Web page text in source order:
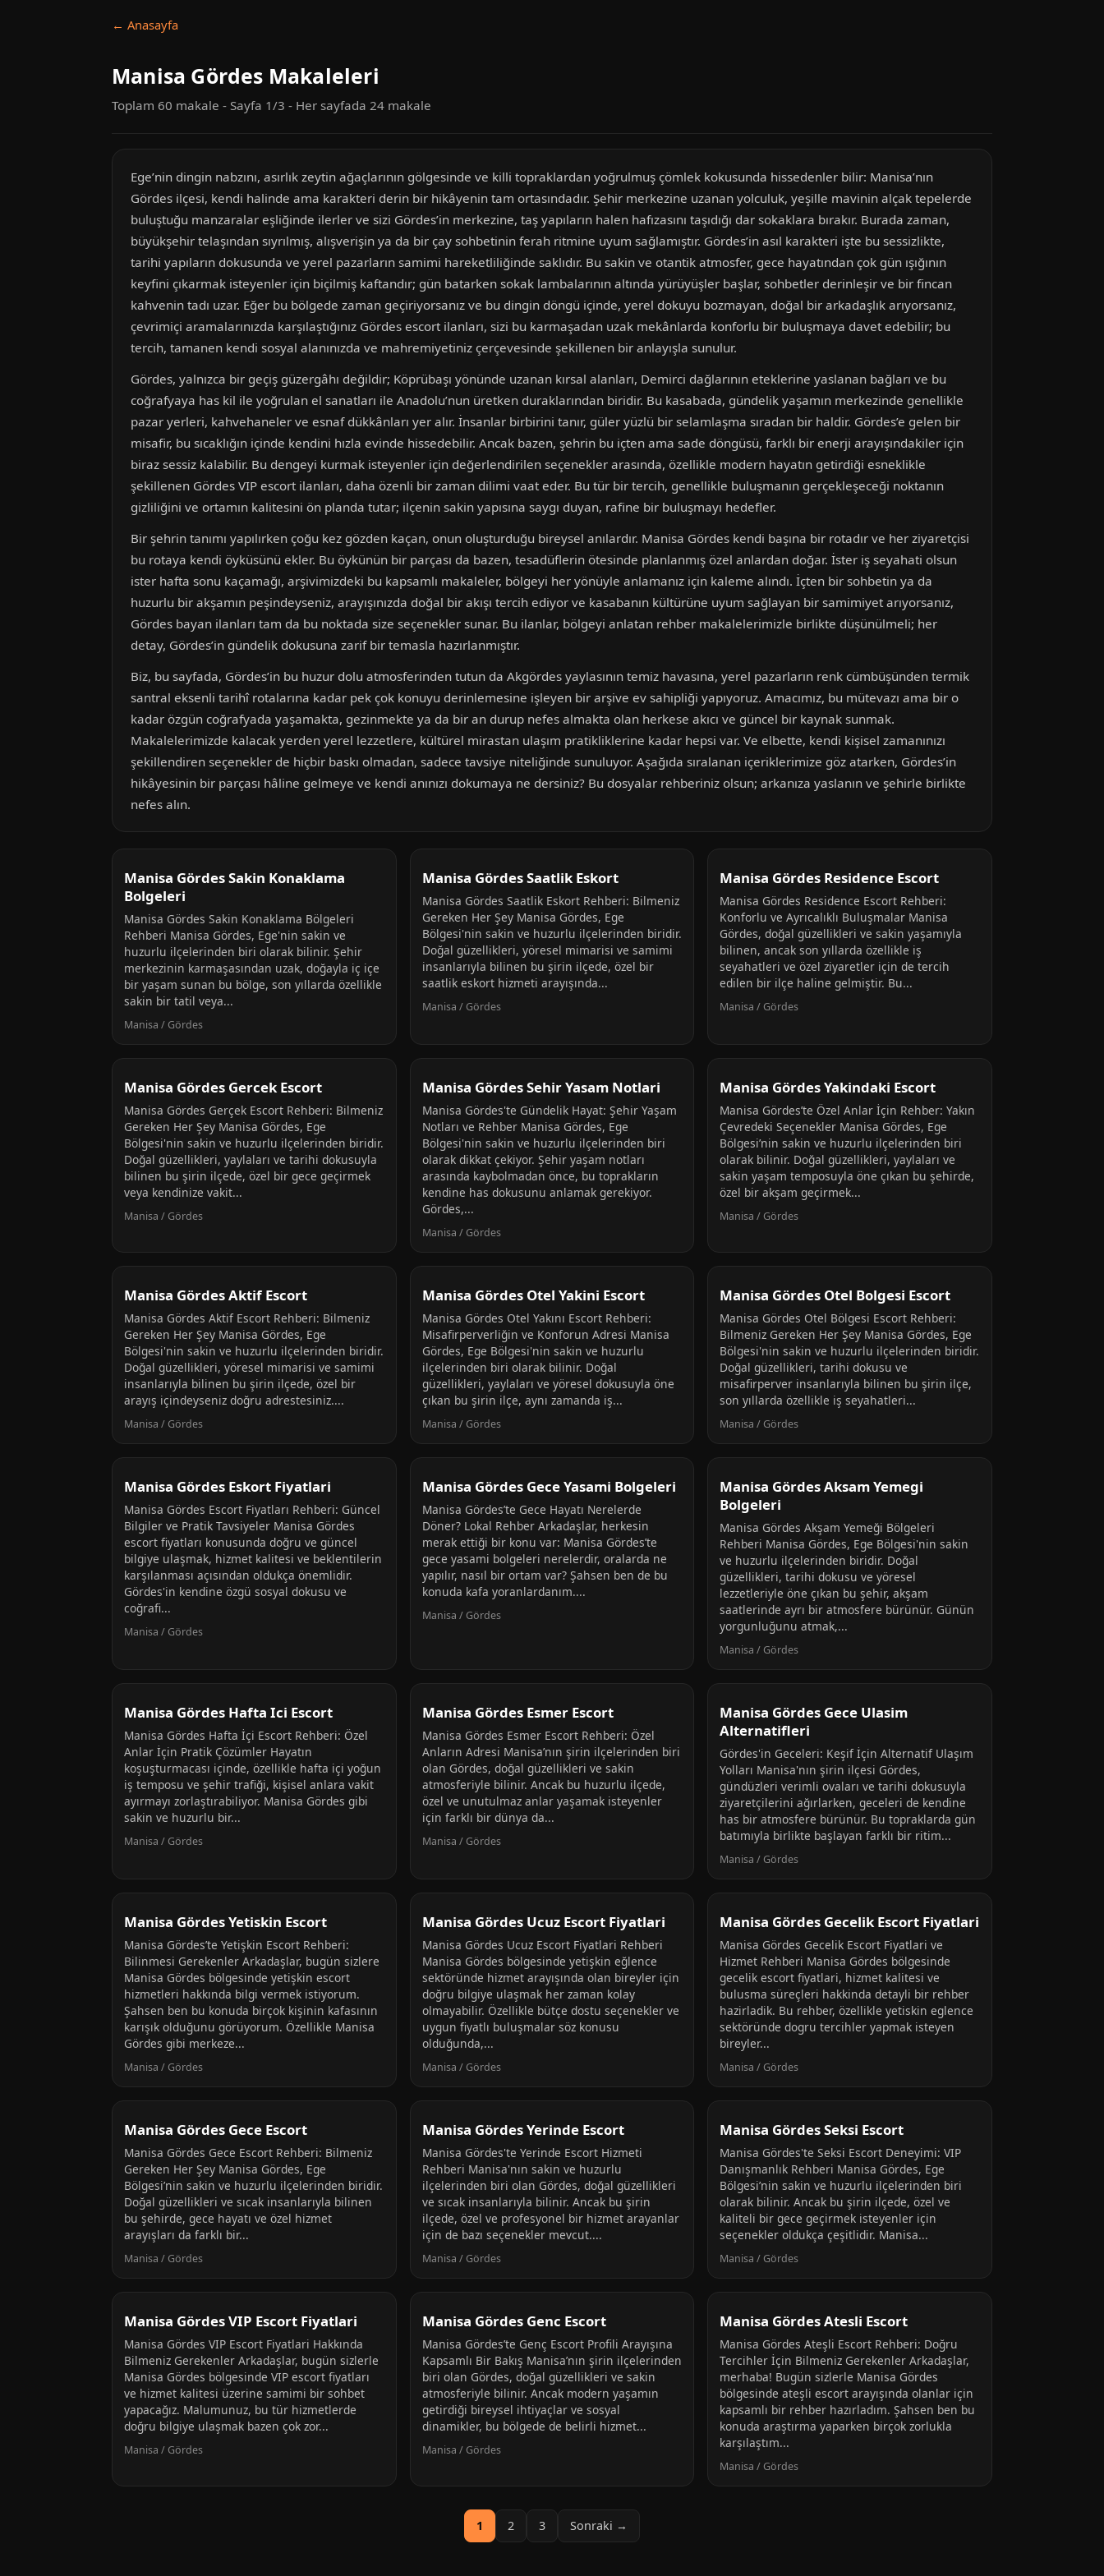
← Anasayfa
Manisa Gördes Makaleleri
Toplam 60 makale - Sayfa 1/3 - Her sayfada 24 makale
Ege’nin dingin nabzını, asırlık zeytin ağaçlarının gölgesinde ve killi topraklardan yoğrulmuş çömlek kokusunda hissedenler bilir: Manisa’nın
Gördes ilçesi, kendi halinde ama karakteri derin bir hikâyenin tam ortasındadır. Şehir merkezine uzanan yolculuk, yeşille mavinin alçak tepelerde
buluştuğu manzaralar eşliğinde ilerler ve sizi Gördes’in merkezine, taş yapıların halen hafızasını taşıdığı dar sokaklara bırakır. Burada zaman,
büyükşehir telaşından sıyrılmış, alışverişin ya da bir çay sohbetinin ferah ritmine uyum sağlamıştır. Gördes’in asıl karakteri işte bu sessizlikte,
tarihi yapıların dokusunda ve yerel pazarların samimi hareketliliğinde saklıdır. Bu sakin ve otantik atmosfer, gece hayatından çok gün ışığının
keyfini çıkarmak isteyenler için biçilmiş kaftandır; gün batarken sokak lambalarının altında yürüyüşler başlar, sohbetler derinleşir ve bir fincan
kahvenin tadı uzar. Eğer bu bölgede zaman geçiriyorsanız ve bu dingin döngü içinde, yerel dokuyu bozmayan, doğal bir arkadaşlık arıyorsanız,
çevrimiçi aramalarınızda karşılaştığınız Gördes escort ilanları, sizi bu karmaşadan uzak mekânlarda konforlu bir buluşmaya davet edebilir; bu
tercih, tamanen kendi sosyal alanınızda ve mahremiyetiniz çerçevesinde şekillenen bir anlayışla sunulur.
Gördes, yalnızca bir geçiş güzergâhı değildir; Köprübaşı yönünde uzanan kırsal alanları, Demirci dağlarının eteklerine yaslanan bağları ve bu
coğrafyaya has kil ile yoğrulan el sanatları ile Anadolu’nun üretken duraklarından biridir. Bu kasabada, gündelik yaşamın merkezinde genellikle
pazar yerleri, kahvehaneler ve esnaf dükkânları yer alır. İnsanlar birbirini tanır, güler yüzlü bir selamlaşma sıradan bir haldir. Gördes’e gelen bir
misafir, bu sıcaklığın içinde kendini hızla evinde hissedebilir. Ancak bazen, şehrin bu içten ama sade döngüsü, farklı bir enerji arayışındakiler için
biraz sessiz kalabilir. Bu dengeyi kurmak isteyenler için değerlendirilen seçenekler arasında, özellikle modern hayatın getirdiği esneklikle
şekillenen Gördes VIP escort ilanları, daha özenli bir zaman dilimi vaat eder. Bu tür bir tercih, genellikle buluşmanın gerçekleşeceği noktanın
gizliliğini ve ortamın kalitesini ön planda tutar; ilçenin sakin yapısına saygı duyan, rafine bir buluşmayı hedefler.
Bir şehrin tanımı yapılırken çoğu kez gözden kaçan, onun oluşturduğu bireysel anılardır. Manisa Gördes kendi başına bir rotadır ve her ziyaretçisi
bu rotaya kendi öyküsünü ekler. Bu öykünün bir parçası da bazen, tesadüflerin ötesinde planlanmış özel anlardan doğar. İster iş seyahati olsun
ister hafta sonu kaçamağı, arşivimizdeki bu kapsamlı makaleler, bölgeyi her yönüyle anlamanız için kaleme alındı. İçten bir sohbetin ya da
huzurlu bir akşamın peşindeyseniz, arayışınızda doğal bir akışı tercih ediyor ve kasabanın kültürüne uyum sağlayan bir samimiyet arıyorsanız,
Gördes bayan ilanları tam da bu noktada size seçenekler sunar. Bu ilanlar, bölgeyi anlatan rehber makalelerimizle birlikte düşünülmeli; her
detay, Gördes’in gündelik dokusuna zarif bir temasla hazırlanmıştır.
Biz, bu sayfada, Gördes’in bu huzur dolu atmosferinden tutun da Akgördes yaylasının temiz havasına, yerel pazarların renk cümbüşünden termik
santral eksenli tarihî rotalarına kadar pek çok konuyu derinlemesine işleyen bir arşive ev sahipliği yapıyoruz. Amacımız, bu mütevazı ama bir o
kadar özgün coğrafyada yaşamakta, gezinmekte ya da bir an durup nefes almakta olan herkese akıcı ve güncel bir kaynak sunmak.
Makalelerimizde kalacak yerden yerel lezzetlere, kültürel mirastan ulaşım pratikliklerine kadar hepsi var. Ve elbette, kendi kişisel zamanınızı
şekillendiren seçenekler de hiçbir baskı olmadan, sadece tavsiye niteliğinde sunuluyor. Aşağıda sıralanan içeriklerimize göz atarken, Gördes’in
hikâyesinin bir parçası hâline gelmeye ve kendi anınızı dokumaya ne dersiniz? Bu dosyalar rehberiniz olsun; arkanıza yaslanın ve şehirle birlikte
nefes alın.
Manisa Gördes Sakin Konaklama
Bolgeleri
Manisa Gördes Sakin Konaklama Bölgeleri
Rehberi Manisa Gördes, Ege'nin sakin ve
huzurlu ilçelerinden biri olarak bilinir. Şehir
merkezinin karmaşasından uzak, doğayla iç içe
bir yaşam sunan bu bölge, son yıllarda özellikle
sakin bir tatil veya...
Manisa / Gördes
Manisa Gördes Saatlik Eskort
Manisa Gördes Saatlik Eskort Rehberi: Bilmeniz
Gereken Her Şey Manisa Gördes, Ege
Bölgesi'nin sakin ve huzurlu ilçelerinden biridir.
Doğal güzellikleri, yöresel mimarisi ve samimi
insanlarıyla bilinen bu şirin ilçede, özel bir
saatlik eskort hizmeti arayışında...
Manisa / Gördes
Manisa Gördes Residence Escort
Manisa Gördes Residence Escort Rehberi:
Konforlu ve Ayrıcalıklı Buluşmalar Manisa
Gördes, doğal güzellikleri ve sakin yaşamıyla
bilinen, ancak son yıllarda özellikle iş
seyahatleri ve özel ziyaretler için de tercih
edilen bir ilçe haline gelmiştir. Bu...
Manisa / Gördes
Manisa Gördes Gercek Escort
Manisa Gördes Gerçek Escort Rehberi: Bilmeniz
Gereken Her Şey Manisa Gördes, Ege
Bölgesi'nin sakin ve huzurlu ilçelerinden biridir.
Doğal güzellikleri, yaylaları ve tarihi dokusuyla
bilinen bu şirin ilçede, özel bir gece geçirmek
veya kendinize vakit...
Manisa / Gördes
Manisa Gördes Sehir Yasam Notlari
Manisa Gördes'te Gündelik Hayat: Şehir Yaşam
Notları ve Rehber Manisa Gördes, Ege
Bölgesi'nin sakin ve huzurlu ilçelerinden biri
olarak dikkat çekiyor. Şehir yaşam notları
arasında kaybolmadan önce, bu toprakların
kendine has dokusunu anlamak gerekiyor.
Gördes,...
Manisa / Gördes
Manisa Gördes Yakindaki Escort
Manisa Gördes’te Özel Anlar İçin Rehber: Yakın
Çevredeki Seçenekler Manisa Gördes, Ege
Bölgesi’nin sakin ve huzurlu ilçelerinden biri
olarak bilinir. Doğal güzellikleri, yaylaları ve
sakin yaşam temposuyla öne çıkan bu şehirde,
özel bir akşam geçirmek...
Manisa / Gördes
Manisa Gördes Aktif Escort
Manisa Gördes Aktif Escort Rehberi: Bilmeniz
Gereken Her Şey Manisa Gördes, Ege
Bölgesi'nin sakin ve huzurlu ilçelerinden biridir.
Doğal güzellikleri, yöresel mimarisi ve samimi
insanlarıyla bilinen bu şirin ilçede, özel bir
arayış içindeyseniz doğru adrestesiniz....
Manisa / Gördes
Manisa Gördes Otel Yakini Escort
Manisa Gördes Otel Yakını Escort Rehberi:
Misafirperverliğin ve Konforun Adresi Manisa
Gördes, Ege Bölgesi'nin sakin ve huzurlu
ilçelerinden biri olarak bilinir. Doğal
güzellikleri, yaylaları ve yöresel dokusuyla öne
çıkan bu şirin ilçe, aynı zamanda iş...
Manisa / Gördes
Manisa Gördes Otel Bolgesi Escort
Manisa Gördes Otel Bölgesi Escort Rehberi:
Bilmeniz Gereken Her Şey Manisa Gördes, Ege
Bölgesi'nin sakin ve huzurlu ilçelerinden biridir.
Doğal güzellikleri, tarihi dokusu ve
misafirperver insanlarıyla bilinen bu şirin ilçe,
son yıllarda özellikle iş seyahatleri...
Manisa / Gördes
Manisa Gördes Eskort Fiyatlari
Manisa Gördes Escort Fiyatları Rehberi: Güncel
Bilgiler ve Pratik Tavsiyeler Manisa Gördes
escort fiyatları konusunda doğru ve güncel
bilgiye ulaşmak, hizmet kalitesi ve beklentilerin
karşılanması açısından oldukça önemlidir.
Gördes'in kendine özgü sosyal dokusu ve
coğrafi...
Manisa / Gördes
Manisa Gördes Gece Yasami Bolgeleri
Manisa Gördes’te Gece Hayatı Nerelerde
Döner? Lokal Rehber Arkadaşlar, herkesin
merak ettiği bir konu var: Manisa Gördes’te
gece yasami bolgeleri nerelerdir, oralarda ne
yapılır, nasıl bir ortam var? Şahsen ben de bu
konuda kafa yoranlardanım....
Manisa / Gördes
Manisa Gördes Aksam Yemegi
Bolgeleri
Manisa Gördes Akşam Yemeği Bölgeleri
Rehberi Manisa Gördes, Ege Bölgesi'nin sakin
ve huzurlu ilçelerinden biridir. Doğal
güzellikleri, tarihi dokusu ve yöresel
lezzetleriyle öne çıkan bu şehir, akşam
saatlerinde ayrı bir atmosfere bürünür. Günün
yorgunluğunu atmak,...
Manisa / Gördes
Manisa Gördes Hafta Ici Escort
Manisa Gördes Hafta İçi Escort Rehberi: Özel
Anlar İçin Pratik Çözümler Hayatın
koşuşturmacası içinde, özellikle hafta içi yoğun
iş temposu ve şehir trafiği, kişisel anlara vakit
ayırmayı zorlaştırabiliyor. Manisa Gördes gibi
sakin ve huzurlu bir...
Manisa / Gördes
Manisa Gördes Esmer Escort
Manisa Gördes Esmer Escort Rehberi: Özel
Anların Adresi Manisa’nın şirin ilçelerinden biri
olan Gördes, doğal güzellikleri ve sakin
atmosferiyle bilinir. Ancak bu huzurlu ilçede,
özel ve unutulmaz anlar yaşamak isteyenler
için farklı bir dünya da...
Manisa / Gördes
Manisa Gördes Gece Ulasim
Alternatifleri
Gördes'in Geceleri: Keşif İçin Alternatif Ulaşım
Yolları Manisa'nın şirin ilçesi Gördes,
gündüzleri verimli ovaları ve tarihi dokusuyla
ziyaretçilerini ağırlarken, geceleri de kendine
has bir atmosfere bürünür. Bu topraklarda gün
batımıyla birlikte başlayan farklı bir ritim...
Manisa / Gördes
Manisa Gördes Yetiskin Escort
Manisa Gördes’te Yetişkin Escort Rehberi:
Bilinmesi Gerekenler Arkadaşlar, bugün sizlere
Manisa Gördes bölgesinde yetişkin escort
hizmetleri hakkında bilgi vermek istiyorum.
Şahsen ben bu konuda birçok kişinin kafasının
karışık olduğunu görüyorum. Özellikle Manisa
Gördes gibi merkeze...
Manisa / Gördes
Manisa Gördes Ucuz Escort Fiyatlari
Manisa Gördes Ucuz Escort Fiyatlari Rehberi
Manisa Gördes bölgesinde yetişkin eğlence
sektöründe hizmet arayışında olan bireyler için
doğru bilgiye ulaşmak her zaman kolay
olmayabilir. Özellikle bütçe dostu seçenekler ve
uygun fiyatlı buluşmalar söz konusu
olduğunda,...
Manisa / Gördes
Manisa Gördes Gecelik Escort Fiyatlari
Manisa Gördes Gecelik Escort Fiyatlari ve
Hizmet Rehberi Manisa Gördes bölgesinde
gecelik escort fiyatlari, hizmet kalitesi ve
bulusma süreçleri hakkinda detayli bir rehber
hazirladik. Bu rehber, özellikle yetiskin eglence
sektöründe dogru tercihler yapmak isteyen
bireyler...
Manisa / Gördes
Manisa Gördes Gece Escort
Manisa Gördes Gece Escort Rehberi: Bilmeniz
Gereken Her Şey Manisa Gördes, Ege
Bölgesi’nin sakin ve huzurlu ilçelerinden biridir.
Doğal güzellikleri ve sıcak insanlarıyla bilinen
bu şehirde, gece hayatı ve özel hizmet
arayışları da farklı bir...
Manisa / Gördes
Manisa Gördes Yerinde Escort
Manisa Gördes'te Yerinde Escort Hizmeti
Rehberi Manisa'nın sakin ve huzurlu
ilçelerinden biri olan Gördes, doğal güzellikleri
ve sıcak insanlarıyla bilinir. Ancak bu şirin
ilçede, özel ve profesyonel bir hizmet arayanlar
için de bazı seçenekler mevcut....
Manisa / Gördes
Manisa Gördes Seksi Escort
Manisa Gördes'te Seksi Escort Deneyimi: VIP
Danışmanlık Rehberi Manisa Gördes, Ege
Bölgesi’nin sakin ve huzurlu ilçelerinden biri
olarak bilinir. Ancak bu şirin ilçede, özel ve
kaliteli bir gece geçirmek isteyenler için
seçenekler oldukça çeşitlidir. Manisa...
Manisa / Gördes
Manisa Gördes VIP Escort Fiyatlari
Manisa Gördes VIP Escort Fiyatlari Hakkında
Bilmeniz Gerekenler Arkadaşlar, bugün sizlerle
Manisa Gördes bölgesinde VIP escort fiyatları
ve hizmet kalitesi üzerine samimi bir sohbet
yapacağız. Malumunuz, bu tür hizmetlerde
doğru bilgiye ulaşmak bazen çok zor...
Manisa / Gördes
Manisa Gördes Genc Escort
Manisa Gördes’te Genç Escort Profili Arayışına
Kapsamlı Bir Bakış Manisa’nın şirin ilçelerinden
biri olan Gördes, doğal güzellikleri ve sakin
atmosferiyle bilinir. Ancak modern yaşamın
getirdiği bireysel ihtiyaçlar ve sosyal
dinamikler, bu bölgede de belirli hizmet...
Manisa / Gördes
Manisa Gördes Atesli Escort
Manisa Gördes Ateşli Escort Rehberi: Doğru
Tercihler İçin Bilmeniz Gerekenler Arkadaşlar,
merhaba! Bugün sizlerle Manisa Gördes
bölgesinde ateşli escort arayışında olanlar için
kapsamlı bir rehber hazırladım. Şahsen ben bu
konuda araştırma yaparken birçok zorlukla
karşılaştım...
Manisa / Gördes
1 2 3 Sonraki →